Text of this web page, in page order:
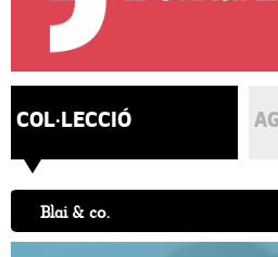
COL·LECCIÓ
Blai & co.